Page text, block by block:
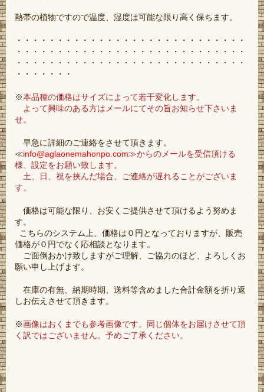
熱帯の植物ですので温度、湿度は可能な限り高く保ちます。
・・・・・・・・・・・・・・・・・・・・・・・・・・・・
・・・・・・・・・・・・・・・・・・・・・・・・・・・・
・・・・・・・・・・・・・・・・・・・・・・・・・・・・
・・・・・・・
※本品種の価格はサイズによって若干変化します。
よって興味のある方はメールにてその旨お知らせ下さいま
せ。
早急に詳細のご連絡をさせて頂きます。
≪info@aglaonemahonpo.com≫からのメールを受信頂ける
様、設定をお願い致します。
土、日、祝を挟んだ場合、ご連絡が遅れることがございま
す。
価格は可能な限り、お安くご提供させて頂けるよう努めま
す。
こちらのシステム上、価格は０円となっておりますが、販売
価格が０円でなく応相談となります。
ご面倒おかけ致しますがご理解、ご協力のほど、よろしくお
願い申し上げます。
在庫の有無、納期時期、送料等含めました合計金額を折り返
しお伝えさせて頂きます。
※画像はおくまでも参考画像です。同じ個体をお届けさせて頂
く訳ではございません。予めご了承ください。